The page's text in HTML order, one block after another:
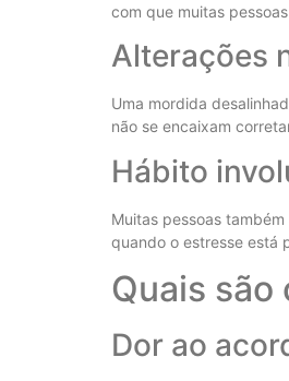
com que muitas
Alterações
Uma mordida
não se encaixam
Hábito
Muitas pessoas
quando o estresse está
Quais
Dor ao